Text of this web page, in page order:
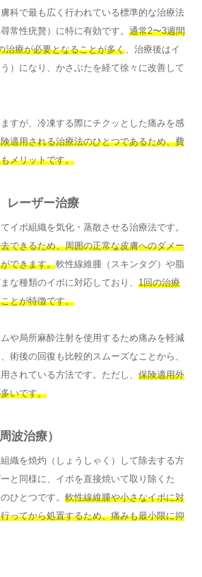
膚科で最も広く行われている標準的な治療法
常性疣贅）に特に有効です。 通常2〜3週間
治療が必要となることが多く 、治療後はイ
）になり、かさぶたを経て徐々に改善して
すが、冷凍する際にチクッとした痛みを感
適用される治療法のひとつであるため、費
メリットです。
レーザー治療
イボ組織を気化・蒸散させる治療法です。
できるため、周囲の正常な皮膚へのダメー
できます。軟性線維腫（スキンタグ）や脂
な種類のイボに対応しており、 1回の治療
とが特徴です。
や局所麻酔注射を使用するため痛みを軽減
術後の回復も比較的スムーズなことから、
されている方法です。ただし、 保険適用外
いです。
波治療）
織を焼灼（しょうしゃく）して除去する方
と同様に、イボを直接焼いて取り除くた
ひとつです。 軟性線維腫や小さなイボに対
ってから処置するため、痛みも最小限に抑